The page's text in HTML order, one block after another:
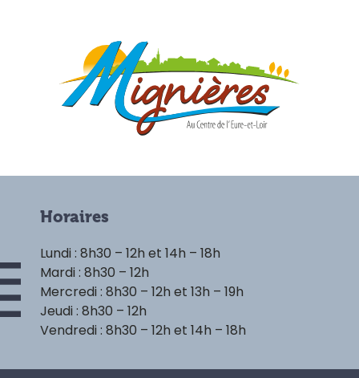
Horaires
Lundi : 8h30 – 12h et 14h – 18h
Mardi : 8h30 – 12h
Mercredi : 8h30 – 12h et 13h – 19h
Jeudi : 8h30 – 12h
Vendredi : 8h30 – 12h et 14h – 18h